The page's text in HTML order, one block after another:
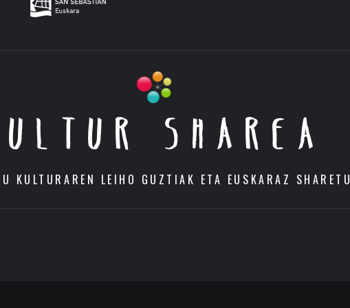
SHAREA
KULTURAREN LEIHO GUZTIAK ETA EUSKARAZ SHARETU